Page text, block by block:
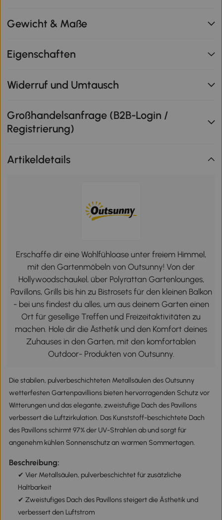
Gewicht & Maße
Eigenschaften
Widerruf und Umtausch
Großhandelsanfrage (B2B-Login /
Registrierung)
Artikeldetails
Erschaffe dir eine Wohlfühloase unter freiem Himmel,
mit den Gartenmöbeln von Outsunny! Von der
Hollywoodschaukel, über Polyrattan Gartenlounges,
Pavillons, Grills bis hin zu Bistrosets für den kleinen Balkon
- bei uns findest du alles, um aus deinem Garten einen
Ort für gesellige Treffen und Freizeitaktivitäten zu
machen. Hole dir die Ästhetik und den Komfort deines
Zuhauses in den Garten, mit den komfortablen
Outdoor- Produkten von Outsunny.
Die stabilen, pulverbeschichteten Metallsäulen des Outsunny
wetterfesten Gartenpavillions bieten hervorragenden Schutz vor
Witterungen und das elegante, zweistufige Dach des Pavillons
verbessert die Luftzirkulation. Das Kunststoff-beschichtete Dach
des Pavillons schirmt 97% der UV-Strahlen ab und sorgt für
angenehm kühlen Sonnenschutz an warmen Sommertagen.
Beschreibung:
✔ Vier Metallsäulen, pulverbeschichtet für zusätzliche
Haltbarkeit
✔ Zweistufiges Dach des Pavillons steigert die Ästhetik und
verbessert den Luftstrom